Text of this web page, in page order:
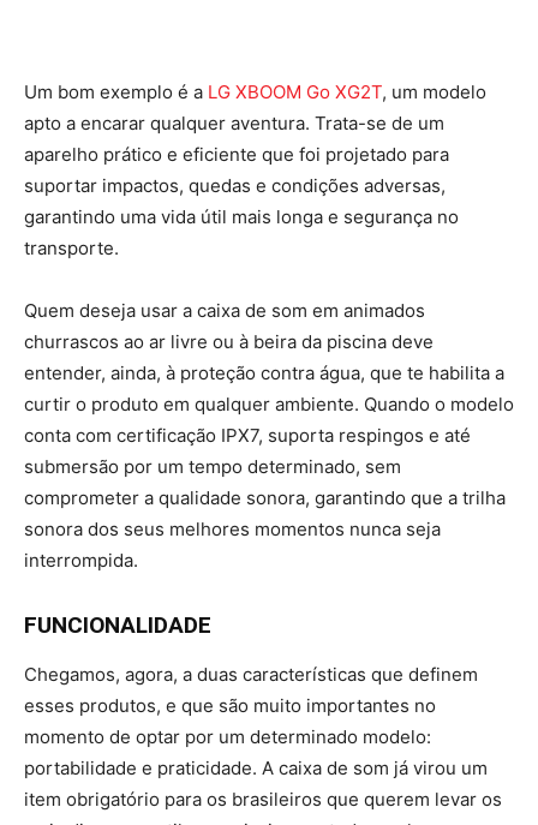
Um bom exemplo é a LG XBOOM Go XG2T, um modelo
apto a encarar qualquer aventura. Trata-se de um
aparelho prático e eficiente que foi projetado para
suportar impactos, quedas e condições adversas,
garantindo uma vida útil mais longa e segurança no
transporte.
Quem deseja usar a caixa de som em animados
churrascos ao ar livre ou à beira da piscina deve
entender, ainda, à proteção contra água, que te habilita a
curtir o produto em qualquer ambiente. Quando o modelo
conta com certificação IPX7, suporta respingos e até
submersão por um tempo determinado, sem
comprometer a qualidade sonora, garantindo que a trilha
sonora dos seus melhores momentos nunca seja
interrompida.
FUNCIONALIDADE
Chegamos, agora, a duas características que definem
esses produtos, e que são muito importantes no
momento de optar por um determinado modelo:
portabilidade e praticidade. A caixa de som já virou um
item obrigatório para os brasileiros que querem levar os